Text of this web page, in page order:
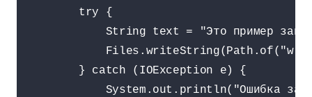
        try {
String text = "Это пример
        } catch (IOException e) {
System.out.println("Ошибка